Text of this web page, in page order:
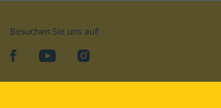
Besuchen Sie uns auf:
facebookYouTube Instagram